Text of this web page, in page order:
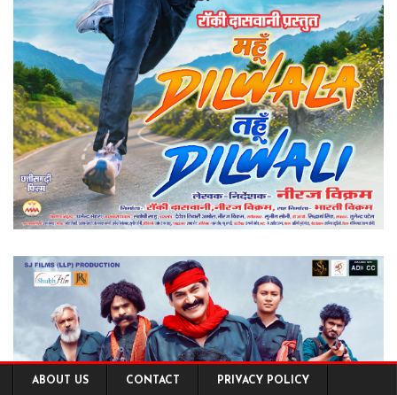
ABOUT US CONTACT PRIVACY POLICY